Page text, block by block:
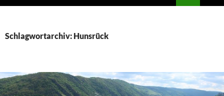
Schlagwortarchiv: Hunsrück